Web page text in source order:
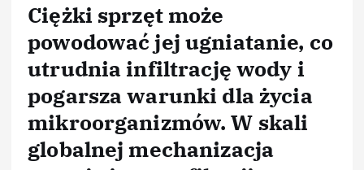
Ciężki sprzęt może
powodować jej ugniatanie, co
utrudnia infiltrację wody i
pogarsza warunki dla życia
mikroorganizmów. W skali
globalnej mechanizacja